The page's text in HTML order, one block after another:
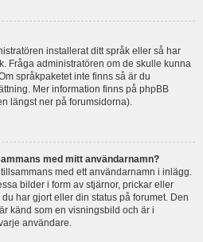
installerat ditt språk eller så har
Fråga administratören om de skulle kunna
språkpaketet inte finns så är du
Mer information finns på phpBB
längst ner på forumsidorna).
med mitt användarnamn?
med ett användarnamn i inlägg.
bilder i form av stjärnor, prickar eller
har gjort eller din status på forumet. Den
känd som en visningsbild och är i
användare.